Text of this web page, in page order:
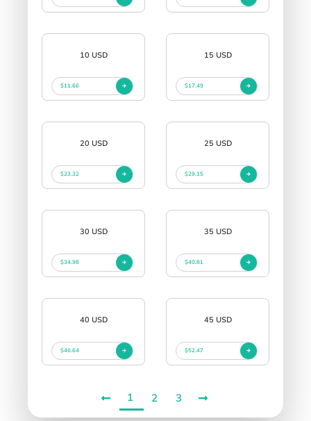
10 USD
$11.66
15 USD
$17.49
20 USD
$23.32
25 USD
$29.15
30 USD
$34.98
35 USD
$40.81
40 USD
$46.64
45 USD
$52.47
1 2 3